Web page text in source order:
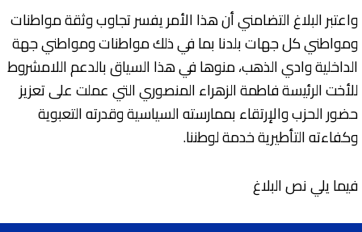
واعتبر البلاغ التضامني أن هذا الأمر يفسر تجاوب وثقة مواطنات
ومواطني كل جهات بلدنا بما في ذلك مواطنات ومواطني جهة
الداخلية وادي الذهب، منوها في هذا السياق بالدعم اللامشروط
للأخت الرئيسة فاطمة الزهراء المنصوري التي عملت على تعزيز
حضور الحزب والإرتقاء بممارسته السياسية وقدرته التعبوية
وكفاءته التأطيرية خدمة لوطننا.
فيما يلي نص البلاغ